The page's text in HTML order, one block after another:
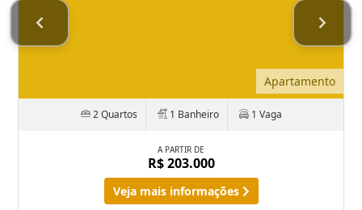
Apartamento
2 Quartos 1 Banheiro 1 Vaga
A PARTIR DE
R$ 203.000
Veja mais informações